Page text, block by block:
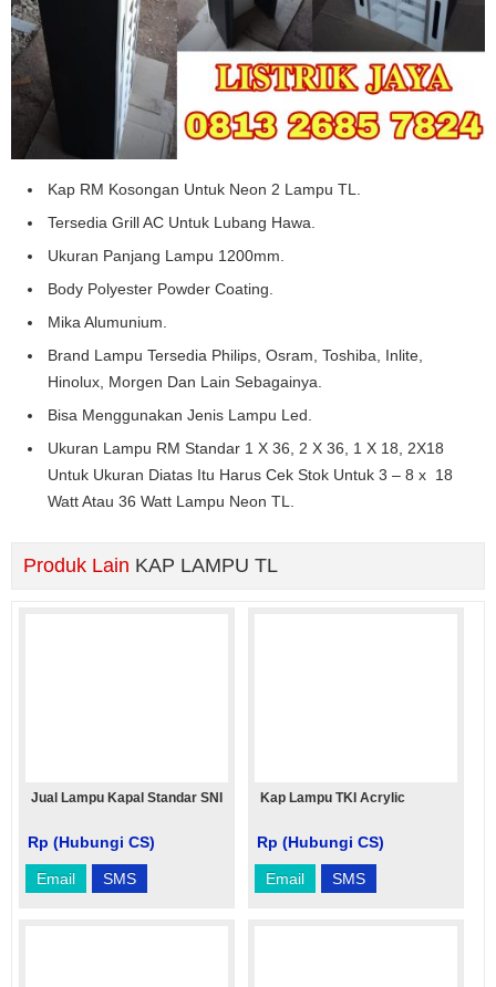
Kap RM Kosongan Untuk Neon 2 Lampu TL.
Tersedia Grill AC Untuk Lubang Hawa.
Ukuran Panjang Lampu 1200mm.
Body Polyester Powder Coating.
Mika Alumunium.
Brand Lampu Tersedia Philips, Osram, Toshiba, Inlite,
Hinolux, Morgen Dan Lain Sebagainya.
Bisa Menggunakan Jenis Lampu Led.
Ukuran Lampu RM Standar 1 X 36, 2 X 36, 1 X 18, 2X18
Untuk Ukuran Diatas Itu Harus Cek Stok Untuk 3 – 8 x 18
Watt Atau 36 Watt Lampu Neon TL.
Produk Lain KAP LAMPU TL
Jual Lampu Kapal Standar SNI
Rp (Hubungi CS)
Email SMS
Kap Lampu TKI Acrylic
Rp (Hubungi CS)
Email SMS